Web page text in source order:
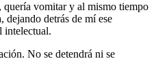
vomitar y al mismo tiempo
dejando detrás de mí ese
intelectual.
No se detendrá ni se